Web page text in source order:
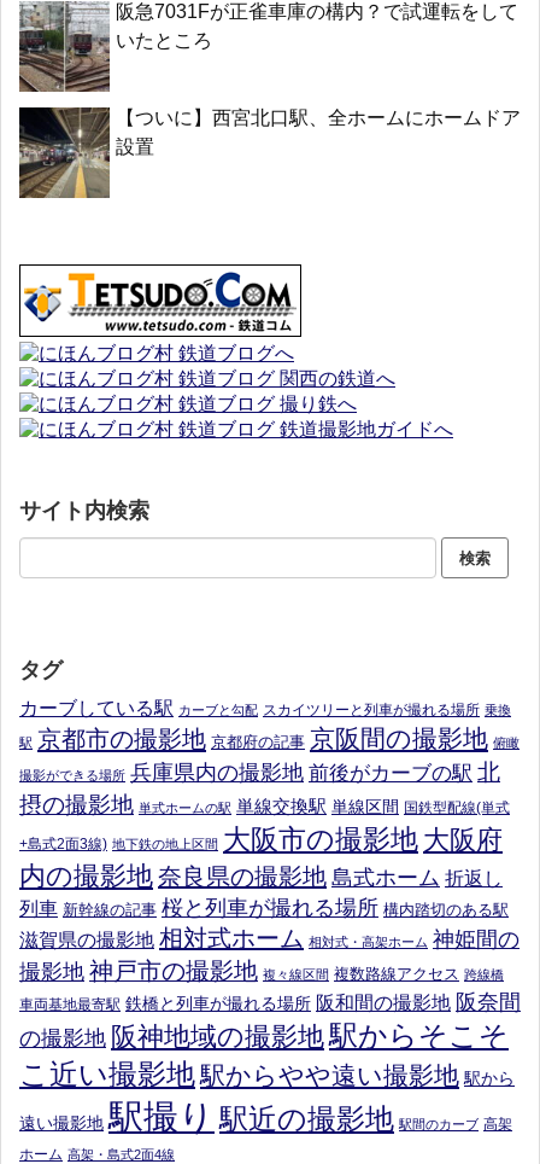
阪急7031Fが正雀車庫の構内？で試運転をして
いたところ
【ついに】西宮北口駅、全ホームにホームドア
設置
サイト内検索
タグ
カーブしている駅 カーブと勾配 スカイツリーと列車が撮れる場所 乗換
駅 京都市の撮影地 京都府の記事 京阪間の撮影地 俯瞰
撮影ができる場所 兵庫県内の撮影地 前後がカーブの駅 北
摂の撮影地 単式ホームの駅 単線交換駅 単線区間 国鉄型配線(単式
+島式2面3線) 地下鉄の地上区間 大阪市の撮影地 大阪府
内の撮影地奈良県の撮影地 島式ホーム 折返し
列車 新幹線の記事 桜と列車が撮れる場所 構内踏切のある駅
滋賀県の撮影地 相対式ホーム 相対式・高架ホーム 神姫間の
撮影地神戸市の撮影地 複々線区間 複数路線アクセス 跨線橋
車両基地最寄駅 鉄橋と列車が撮れる場所 阪和間の撮影地 阪奈間
の撮影地 阪神地域の撮影地駅からそこそ
こ近い撮影地駅からやや遠い撮影地 駅から
遠い撮影地 駅撮り 駅近の撮影地 駅間のカーブ 高架
ホーム 高架・島式2面4線